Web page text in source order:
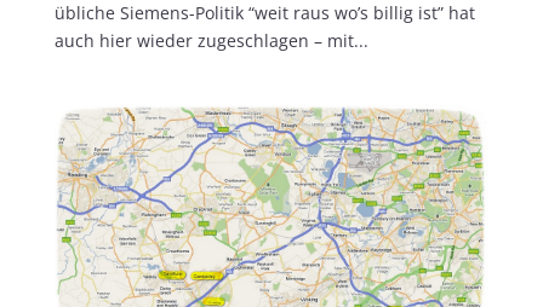
übliche Siemens-Politik “weit raus wo’s billig ist” hat
auch hier wieder zugeschlagen – mit...